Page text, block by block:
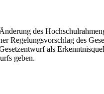
des
Regelungsvorschlag des
als
geben.